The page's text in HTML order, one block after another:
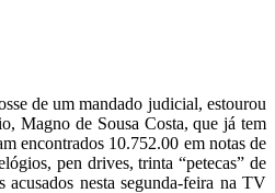
de um mandado judicial, estourou
Magno de Sousa Costa, que já tem
encontrados 10.752.00 em notas de
pen drives, trinta “petecas” de
acusados nesta segunda-feira na TV